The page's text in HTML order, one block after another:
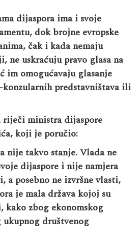
dijaspora ima i svoje
dok brojne evropske
čak i kada nemaju
ne uskraćuju pravo glasa na
im omogućavaju glasanje
predstavništava ili
riječi ministra dijaspore
koji je poručio:
nije takvo stanje. Vlada ne
dijaspore i nije namjera
a posebno ne izvršne vlasti,
je mala država kojoj su
zbog ekonomskog
društvenog